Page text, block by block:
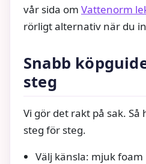
vår sida om Vattenorm
rörligt alternativ när du
Snabb
steg
Vi gör det rakt på sak.
steg för steg.
Välj känsla: mjuk